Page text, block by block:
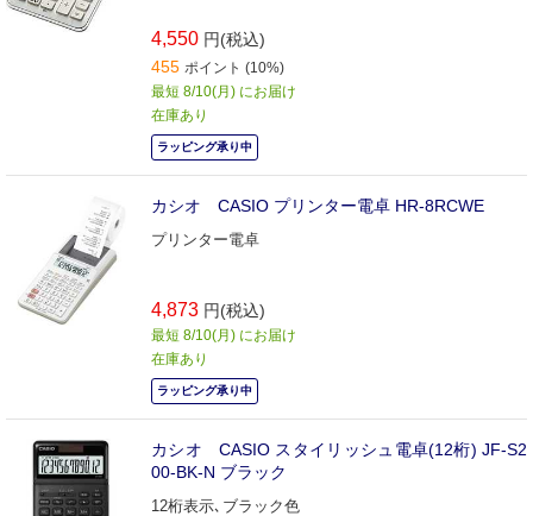
4,550 円(税込)
455 ポイント (10%)
最短 8/10(月) にお届け
在庫あり
ラッピング承り中
カシオ CASIO プリンター電卓 HR-8RCWE
プリンター電卓
4,873 円(税込)
最短 8/10(月) にお届け
在庫あり
ラッピング承り中
カシオ CASIO スタイリッシュ電卓(12桁) JF-S2
00-BK-N ブラック
12桁表示､ブラック色